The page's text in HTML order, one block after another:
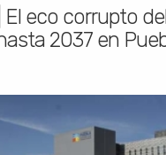
El eco corrupto
2037 en